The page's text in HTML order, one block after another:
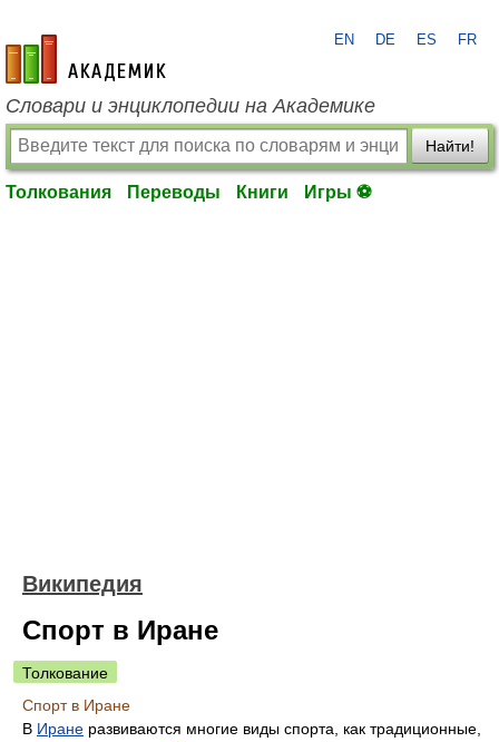
academic.ru
EN DE ES FR
Словари и энциклопедии на Академике
Найти!
Толкования Переводы Книги Игры ⚽
Википедия
Спорт в Иране
Толкование
Спорт в Иране
В Иране развиваются многие виды спорта, как традиционные,